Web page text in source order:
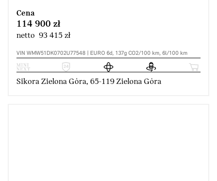
Cena
114 900 zł
netto 93 415 zł
VIN WMW51DK0702U77548 | EURO 6d, 137g CO2/100 km, 6l/100 km
Sikora Zielona Góra, 65-119 Zielona Góra